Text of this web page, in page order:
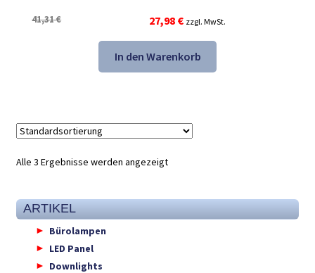
41,31€
Ursprünglicher
Preis
war:
41,31 €
27,98 €Aktueller
Preis
ist:
27,98 €.
zzgl. MwSt.
In den Warenkorb
Alle 3 Ergebnisse werden angezeigt
ARTIKEL
Bürolampen
LED Panel
Downlights